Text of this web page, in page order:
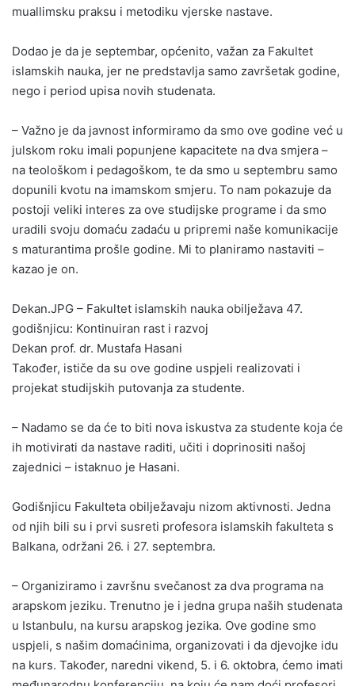
muallimsku praksu i metodiku vjerske nastave.
Dodao je da je septembar, općenito, važan za Fakultet
islamskih nauka, jer ne predstavlja samo završetak godine,
nego i period upisa novih studenata.
– Važno je da javnost informiramo da smo ove godine već u
julskom roku imali popunjene kapacitete na dva smjera –
na teološkom i pedagoškom, te da smo u septembru samo
dopunili kvotu na imamskom smjeru. To nam pokazuje da
postoji veliki interes za ove studijske programe i da smo
uradili svoju domaću zadaću u pripremi naše komunikacije
s maturantima prošle godine. Mi to planiramo nastaviti –
kazao je on.
Dekan.JPG – Fakultet islamskih nauka obilježava 47.
godišnjicu: Kontinuiran rast i razvoj
Dekan prof. dr. Mustafa Hasani
Također, ističe da su ove godine uspjeli realizovati i
projekat studijskih putovanja za studente.
– Nadamo se da će to biti nova iskustva za studente koja će
ih motivirati da nastave raditi, učiti i doprinositi našoj
zajednici – istaknuo je Hasani.
Godišnjicu Fakulteta obilježavaju nizom aktivnosti. Jedna
od njih bili su i prvi susreti profesora islamskih fakulteta s
Balkana, održani 26. i 27. septembra.
– Organiziramo i završnu svečanost za dva programa na
arapskom jeziku. Trenutno je i jedna grupa naših studenata
u Istanbulu, na kursu arapskog jezika. Ove godine smo
uspjeli, s našim domaćinima, organizovati i da djevojke idu
na kurs. Također, naredni vikend, 5. i 6. oktobra, ćemo imati